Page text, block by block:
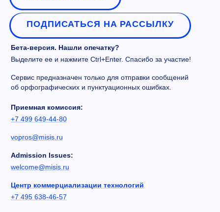
ПОДПИСАТЬСЯ НА РАССЫЛКУ
Бета-версия. Нашли опечатку?
Выделите ее и нажмите Ctrl+Enter. Спасибо за участие!
Сервис предназначен только для отправки сообщений
об орфографических и пунктуационных ошибках.
Приемная комиссия:
+7 499 649-44-80
vopros@misis.ru
Admission Issues:
welcome@misis.ru
Центр коммерциализации технологий
+7 495 638-46-57